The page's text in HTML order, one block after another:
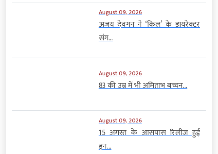
August 09, 2026
अजय देवगन ने ‘किल’ के डायरेक्टर
संग...
August 09, 2026
83 की उम्र में भी अमिताभ बच्चन...
August 09, 2026
15 अगस्त के आसपास रिलीज हुई
इन...